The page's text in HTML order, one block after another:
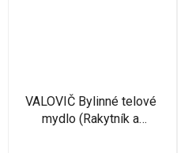
VALOVIČ Bylinné telové
mydlo (Rakytník a